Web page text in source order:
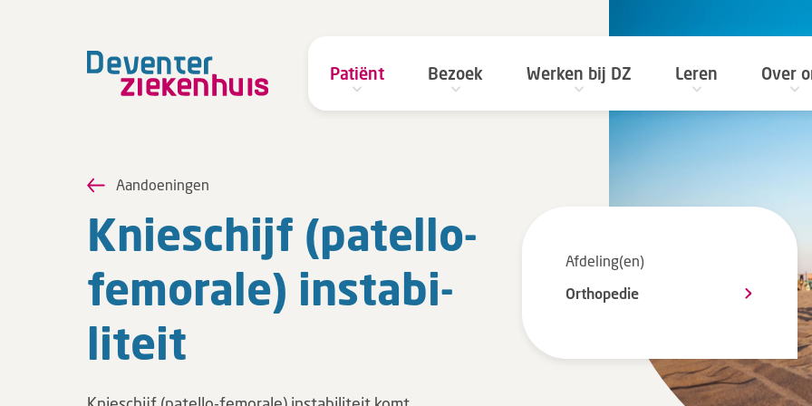
Patiënt Bezoek Werken bij DZ Leren Over
Aandoeningen
Knie­schijf (patello-
fe­mo­ra­le) in­sta­bi­
li­teit
Afdeling(en)
Orthopedie